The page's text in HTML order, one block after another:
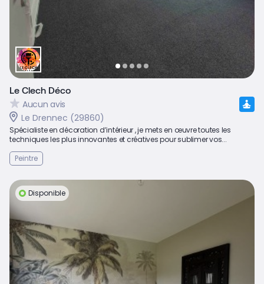
Le Clech Déco
Aucun avis
Le Drennec (29860)
Spécialiste en décoration d’intérieur , je mets en œuvre toutes les
techniques les plus innovantes et créatives pour sublimer vos...
Peintre
Disponible